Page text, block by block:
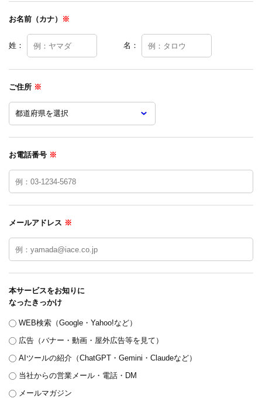
お名前（カナ） ※
姓： 名：
ご住所 ※
お電話番号 ※
メールアドレス ※
本サービスをお知りに
なったきっかけ
WEB検索（Google・Yahoo!など）
広告（バナー・動画・屋外広告等を見て）
AIツールの紹介（ChatGPT・Gemini・Claudeなど）
当社からの営業メール・電話・DM
メールマガジン